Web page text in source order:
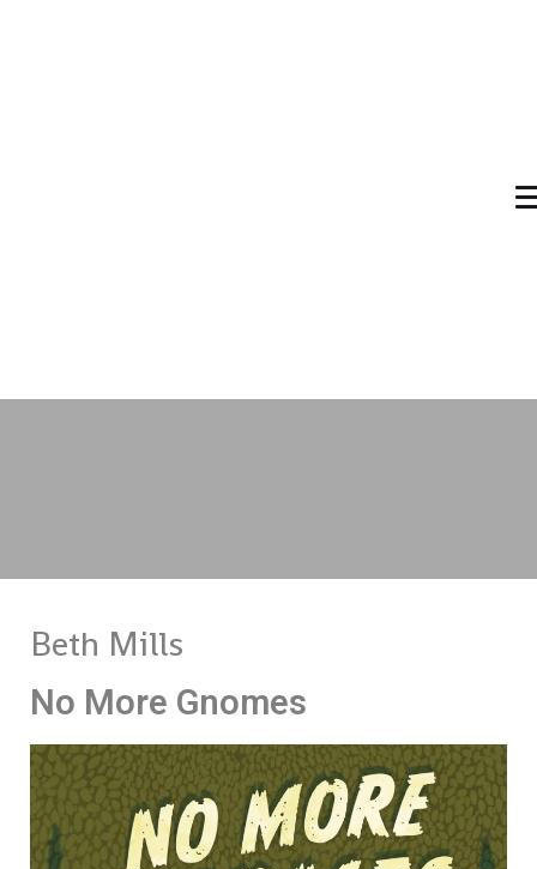
Beth Mills
No More Gnomes